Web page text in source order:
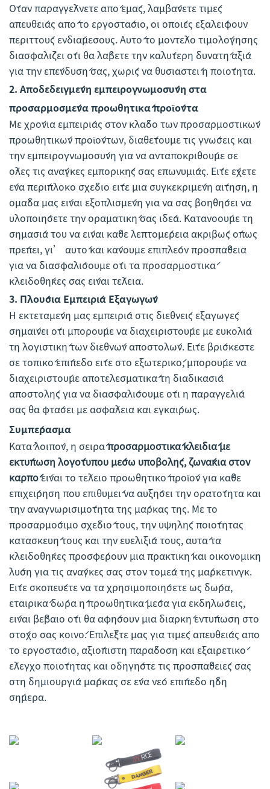
Όταν παραγγέλνετε από εμάς, λαμβάνετε τιμές
απευθείας από το εργοστάσιο, οι οποίες εξαλείφουν
περιττούς ενδιάμεσους. Αυτό το μοντέλο τιμολόγησης
διασφαλίζει ότι θα λάβετε την καλύτερη δυνατή αξία
για την επένδυσή σας, χωρίς να θυσιαστεί η ποιότητα.
2. Αποδεδειγμένη εμπειρογνωμοσύνη στα
προσαρμοσμένα προωθητικά προϊόντα
Με χρόνια εμπειρίας στον κλάδο των προσαρμοστικών
προωθητικών προϊόντων, διαθέτουμε τις γνώσεις και
την εμπειρογνωμοσύνη για να ανταποκριθούμε σε
όλες τις ανάγκες εμπορικής σας επωνυμίας. Είτε έχετε
ένα περίπλοκο σχέδιο είτε μια συγκεκριμένη αίτηση, η
ομάδα μας είναι εξοπλισμένη για να σας βοηθήσει να
υλοποιήσετε την οραματική σας ιδέα. Κατανοούμε τη
σημασία του να είναι κάθε λεπτομέρεια ακριβώς όπως
πρέπει, γι’ αυτό και κάνουμε επιπλέον προσπάθεια
για να διασφαλίσουμε ότι τα προσαρμοστικά
κλειδοθήκες σας είναι τέλεια.
3. Πλούσια Εμπειρία Εξαγωγών
Η εκτεταμένη μας εμπειρία στις διεθνείς εξαγωγές
σημαίνει ότι μπορούμε να διαχειριστούμε με ευκολία
τη λογιστική των διεθνών αποστολών. Είτε βρίσκεστε
σε τοπικό επίπεδο είτε στο εξωτερικό, μπορούμε να
διαχειριστούμε αποτελεσματικά τη διαδικασία
αποστολής για να διασφαλίσουμε ότι η παραγγελία
σας θα φτάσει με ασφάλεια και εγκαίρως.
Συμπέρασμα
Κατά λοιπόν, η σειράπροσαρμοστικά κλειδιά με
εκτύπωση λογότυπου μέσω υποβολής, ζωνάκια στον
καρπόείναι το τέλειο προωθητικό προϊόν για κάθε
επιχείρηση που επιθυμεί να αυξήσει την ορατότητα και
την αναγνωρισιμότητα της μάρκας της. Με το
προσαρμόσιμο σχέδιό τους, την υψηλής ποιότητας
κατασκευή τους και την ευελιξία τους, αυτά τα
κλειδοθήκες προσφέρουν μια πρακτική και οικονομική
λύση για τις ανάγκες σας στον τομέα της μάρκετινγκ.
Είτε σκοπεύετε να τα χρησιμοποιήσετε ως δώρα,
εταιρικά δώρα ή προωθητικά μέσα για εκδηλώσεις,
είναι βέβαιο ότι θα αφήσουν μια διαρκή εντύπωση στο
στόχο σας κοινό. Επιλέξτε μας για τιμές απευθείας από
το εργοστάσιο, αξιόπιστη παράδοση και εξαιρετικό
έλεγχο ποιότητας και οδηγήστε τις προσπάθειές σας
στη δημιουργία μάρκας σε ένα νέο επίπεδο ήδη
σήμερα.